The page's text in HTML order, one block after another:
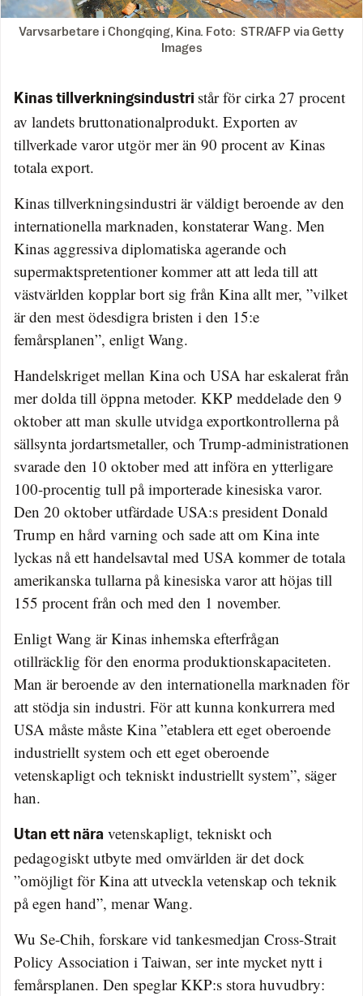
Varvsarbetare i Chongqing, Kina. Foto: STR/AFP via Getty
Images
Kinas tillverkningsindustri står för cirka 27 procent
av landets bruttonationalprodukt. Exporten av
tillverkade varor utgör mer än 90 procent av Kinas
totala export.
Kinas tillverkningsindustri är väldigt beroende av den
internationella marknaden, konstaterar Wang. Men
Kinas aggressiva diplomatiska agerande och
supermaktspretentioner kommer att att leda till att
västvärlden kopplar bort sig från Kina allt mer, ”vilket
är den mest ödesdigra bristen i den 15:e
femårsplanen”, enligt Wang.
Handelskriget mellan Kina och USA har eskalerat från
mer dolda till öppna metoder. KKP meddelade den 9
oktober att man skulle utvidga exportkontrollerna på
sällsynta jordartsmetaller, och Trump-administrationen
svarade den 10 oktober med att införa en ytterligare
100-procentig tull på importerade kinesiska varor.
Den 20 oktober utfärdade USA:s president Donald
Trump en hård varning och sade att om Kina inte
lyckas nå ett handelsavtal med USA kommer de totala
amerikanska tullarna på kinesiska varor att höjas till
155 procent från och med den 1 november.
Enligt Wang är Kinas inhemska efterfrågan
otillräcklig för den enorma produktionskapaciteten.
Man är beroende av den internationella marknaden för
att stödja sin industri. För att kunna konkurrera med
USA måste måste Kina ”etablera ett eget oberoende
industriellt system och ett eget oberoende
vetenskapligt och tekniskt industriellt system”, säger
han.
Utan ett nära vetenskapligt, tekniskt och
pedagogiskt utbyte med omvärlden är det dock
”omöjligt för Kina att utveckla vetenskap och teknik
på egen hand”, menar Wang.
Wu Se-Chih, forskare vid tankesmedjan Cross-Strait
Policy Association i Taiwan, ser inte mycket nytt i
femårsplanen. Den speglar KKP:s stora huvudbry: